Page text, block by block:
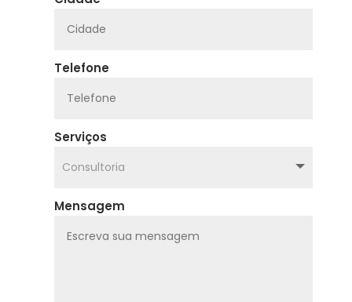
Telefone
Serviços
Mensagem